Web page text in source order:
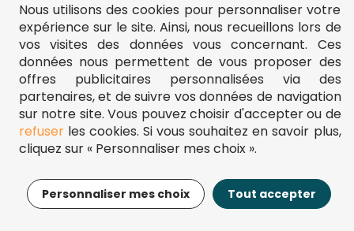
17,95€ Ajouter au panier
** Frais d'envoi = 6,95 € (France) / gratuit à partir de 45 €.
fou-de-puzzle.com : le site référence pour acheter des puzzles de
qualité à bon prix.
© Fou-de-puzzle.com 2011 - 2026
Nous utilisons des cookies pour personnaliser votre
expérience sur le site. Ainsi, nous recueillons lors de
vos visites des données vous concernant. Ces
données nous permettent de vous proposer des
offres publicitaires personnalisées via des
partenaires, et de suivre vos données de navigation
sur notre site. Vous pouvez choisir d'accepter ou de
refuserles cookies. Si vous souhaitez en savoir plus,
cliquez sur « Personnaliser mes choix ».
Personnaliser mes choix Tout accepter